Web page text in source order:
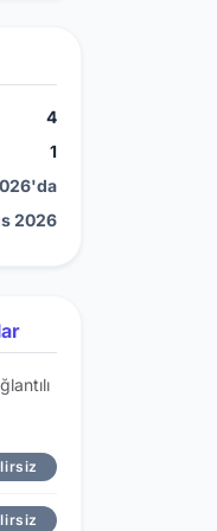
4
1
2026